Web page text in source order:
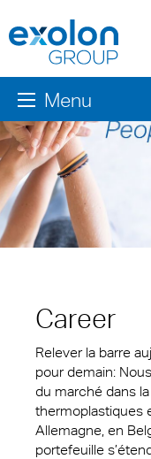
Menu
Career
Relever la barre
pour demain:
du marché dans
thermoplastiques
Allemagne, en
portefeuille